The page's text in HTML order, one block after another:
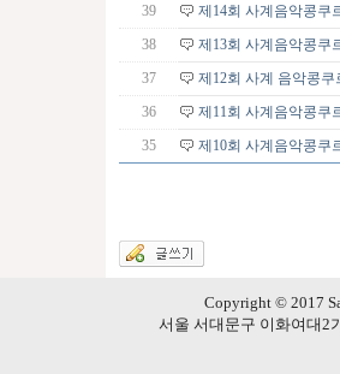
39
제14회 사계음악콩쿠
38
제13회 사계음악콩쿠
37
제12회 사계 음악콩쿠
36
제11회 사계음악콩쿠
35
제10회 사계음악콩쿠
Copyright © 2017
서울 서대문구 이화여대2